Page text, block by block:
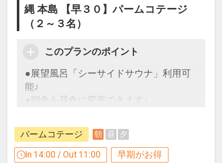
運行スケジュール詳細につきましては、
ホテル公式ホームページをご覧くださ
・全室コーヒーマシン完備
・展望浴場シーサイド・サウナ(大浴場＆
可（代金不要）
・屋外プールご利用可（代金不要）※3
月オープン予定
縄 本島 【早３０】パームコテージ
（２～３名）
このプランのポイント
●展望風呂「シーサイドサウナ」利用可
能♪
●朝食を昼食に変更できます♪
早めのお申し込みがお得！【早３０】
早期予約限定！３０日前までのご予約が
パームコテージ 朝 昼 夕
In 14:00 / Out 11:00 早期がお得